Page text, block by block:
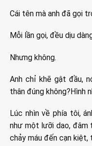
Cái tên mà anh đã gọi
Mỗi lần gọi, đều dịu
Nhưng không.
Anh chỉ khẽ gật đầu,
thân đúng không?Hình
Lúc nhìn về phía tôi,
như một lưỡi dao, đâm
chảy máu đến cạn